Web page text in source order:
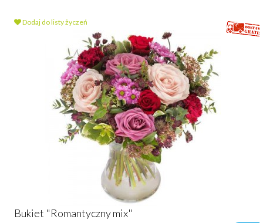
Dodaj do listy życzeń
Bukiet "Romantyczny mix"